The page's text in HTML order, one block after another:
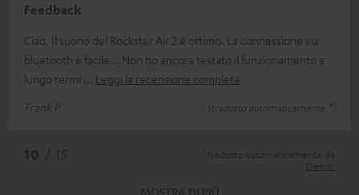
Feedback
Ciao, Il suono del Rockster Air 2 è ottimo. La connessione via
bluetooth è facile... Non ho ancora testato il funzionamento a
lungo termi
Leggi la recensione completa
Frank P.
(tradotto automaticamente *)